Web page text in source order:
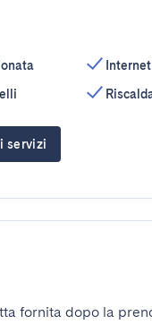
servizi
fornita dopo la